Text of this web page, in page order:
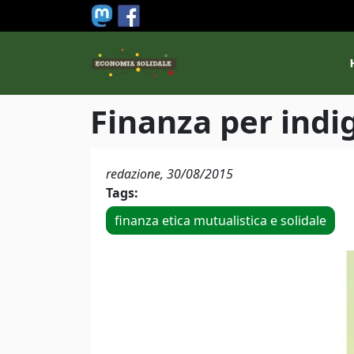
Salta al contenuto principale
Finanza per
redazione, 30/08/2015
Tags:
finanza etica mutualistica e solidale